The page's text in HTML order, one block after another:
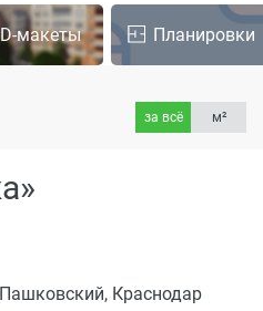
макеты Планировки
Краснодар
за всё м²